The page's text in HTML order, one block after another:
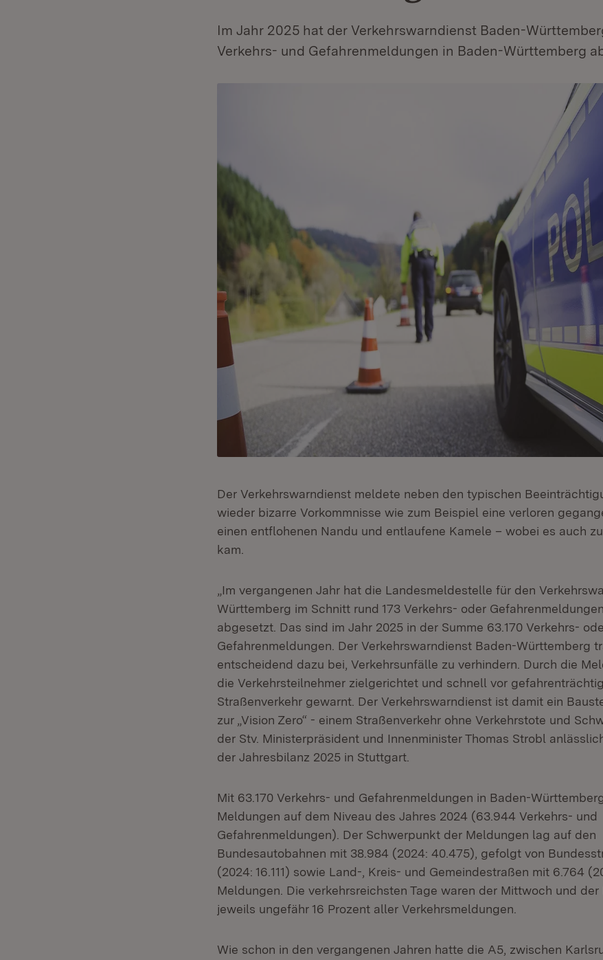
Im Jahr 2025 hat der Verkehrswarndienst Baden-
Verkehrs- und Gefahrenmeldungen in Baden-Württemberg
Der Verkehrswarndienst meldete neben den typischen
wieder bizarre Vorkommnisse wie zum Beispiel eine verloren
einen entflohenen Nandu und entlaufene Kamele – wobei es auch
kam.
„Im vergangenen Jahr hat die Landesmeldestelle für den
Württemberg im Schnitt rund 173 Verkehrs- oder
abgesetzt. Das sind im Jahr 2025 in der Summe 63.170 Verkehrs-
Gefahrenmeldungen. Der Verkehrswarndienst Baden-Württemberg
entscheidend dazu bei, Verkehrsunfälle zu verhindern. Durch die
die Verkehrsteilnehmer zielgerichtet und schnell vor
Straßenverkehr gewarnt. Der Verkehrswarndienst ist damit ein
zur „Vision Zero“ - einem Straßenverkehr ohne Verkehrstote und
der Stv. Ministerpräsident und Innenminister Thomas Strobl
der Jahresbilanz 2025 in Stuttgart.
Mit 63.170 Verkehrs- und Gefahrenmeldungen in Baden-
Meldungen auf dem Niveau des Jahres 2024 (63.944 Verkehrs- und
Gefahrenmeldungen). Der Schwerpunkt der Meldungen lag auf den
Bundesautobahnen mit 38.984 (2024: 40.475), gefolgt von
(2024: 16.111) sowie Land-, Kreis- und Gemeindestraßen mit 6.764
Meldungen. Die verkehrsreichsten Tage waren der Mittwoch und
jeweils ungefähr 16 Prozent aller Verkehrsmeldungen.
Wie schon in den vergangenen Jahren hatte die A5, zwischen